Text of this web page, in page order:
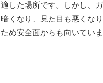
した場所です。しかし、
くなり、見た目も悪くな
め安全面からも向いていま